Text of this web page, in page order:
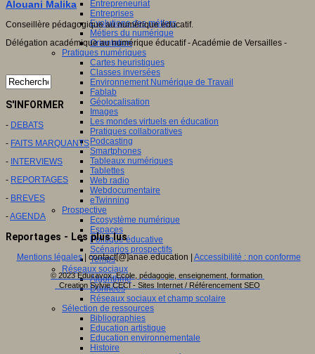
Entrepreneuriat
Entreprises
Evolutions des métiers
Métiers du numérique
Orientation
Pratiques numériques
Cartes heuristiques
Classes inversées
Environnement Numérique de Travail
Fablab
Géolocalisation
Images
Les mondes virtuels en éducation
Pratiques collaboratives
Podcasting
Smartphones
Tableaux numériques
Tablettes
Web radio
Webdocumentaire
eTwinning
Prospective
Ecosystème numérique
Espaces
Politique éducative
Scénarios prospectifs
Temps
Réseaux sociaux
Algorithme
Données
Réseaux sociaux et champ scolaire
Sélection de ressources
Bibliographies
Education artistique
Education environnementale
Histoire
Alouani Malika
Conseillère pédagogique au numérique éducatif.
Délégation académique au numérique éducatif - Académie de Versailles -
S'INFORMER
- DEBATS
- FAITS MARQUANTS
- INTERVIEWS
- REPORTAGES
- BREVES
-AGENDA
Reportages - Les plus lus
Mentions légales| contact[@]anae.education | Accessibilité : non conforme
© 2023 Educavox, Ecole, pédagogie, enseignement, formation
Creation Sylvie CECI - Sites Internet / Référencement SEO